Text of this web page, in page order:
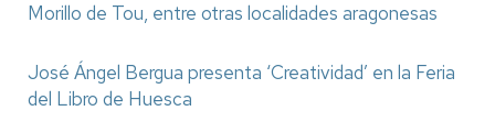
Morillo de Tou, entre otras localidades aragonesas
José Ángel Bergua presenta ‘Creatividad’ en la Feria
del Libro de Huesca